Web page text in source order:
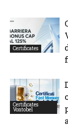
Certificates
Certificates
Vontobel